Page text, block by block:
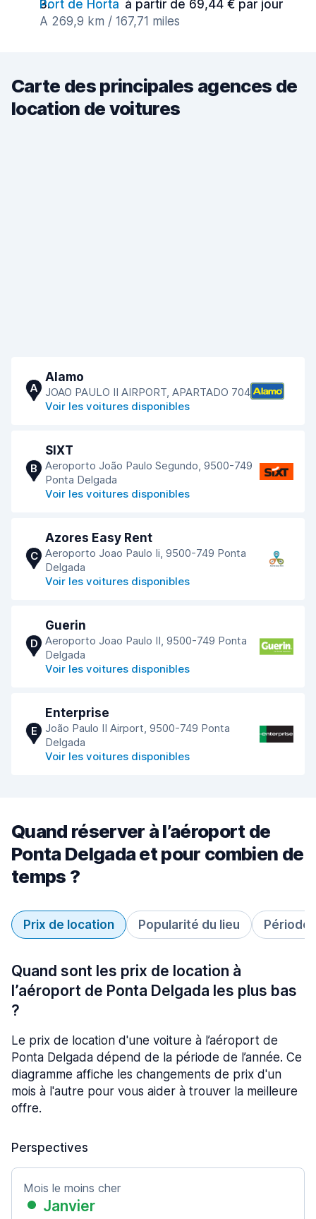
Port de Horta à partir de 69,44 € par jour
A 269,9 km / 167,71 miles
Carte des principales agences de
location de voitures
A
Alamo
JOAO PAULO II AIRPORT, APARTADO 704
Voir les voitures disponibles
B
SIXT
Aeroporto João Paulo Segundo, 9500-749
Ponta Delgada
Voir les voitures disponibles
C
Azores Easy Rent
Aeroporto Joao Paulo Ii, 9500-749 Ponta
Delgada
Voir les voitures disponibles
D
Guerin
Aeroporto Joao Paulo II, 9500-749 Ponta
Delgada
Voir les voitures disponibles
E
Enterprise
João Paulo II Airport, 9500-749 Ponta
Delgada
Voir les voitures disponibles
Quand réserver à l’aéroport de
Ponta Delgada et pour combien de
temps ?
Prix de location Popularité du lieu Période
Quand sont les prix de location à
l’aéroport de Ponta Delgada les plus bas
?
Le prix de location d'une voiture à l’aéroport de
Ponta Delgada dépend de la période de l’année. Ce
diagramme affiche les changements de prix d'un
mois à l'autre pour vous aider à trouver la meilleure
offre.
Perspectives
Mois le moins cher
Janvier